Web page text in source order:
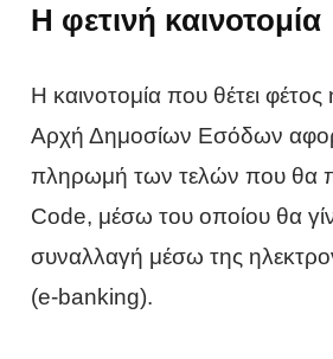
Η φετινή καινοτομία
Η καινοτομία που θέτει
Αρχή Δημοσίων Εσόδων
πληρωμή των τελών που θα
Code, μέσω του οποίου θα
συναλλαγή μέσω της
(e-banking).